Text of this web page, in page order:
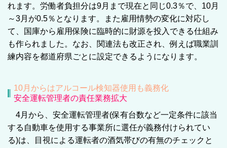
れます。労働者負担分は9月まで現在と同じ0.3％で、10月
～3月が0.5％となります。また雇用情勢の変化に対応し
て、国庫から雇用保険に臨時的に財源を投入できる仕組み
も作られました。なお、関連法も改正され、例えば職業訓
練内容を都道府県ごとに設定できるようになります。
10月からはアルコール検知器使用も義務化
安全運転管理者の責任業務拡大
4月から、安全運転管理者(保有台数など一定条件に該当
する自動車を使用する事業所に選任が義務付けられてい
る)は、目視による運転者の酒気帯びの有無のチェックと